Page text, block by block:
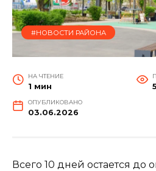
#НОВОСТИ РАЙОНА
НА ЧТЕНИЕ
1 мин
ОПУБЛИКОВАНО
03.06.2026
Всего 10 дней остается до